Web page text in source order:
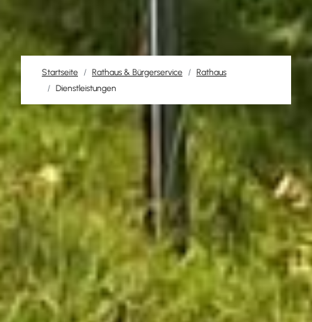
Startseite Rathaus & Bürgerservice
Rathaus
Dienstleistungen